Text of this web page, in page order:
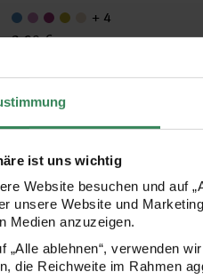
ist uns wichtig
Website besuchen und auf
unsere Website und
Medien anzuzeigen.
„Alle ablehnen“, verwenden
die Reichweite im Rahmen
+ 4
2,99 €
LED-Lichterkette für